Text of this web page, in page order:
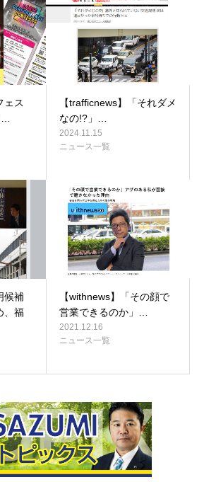
ェス
【trafficnews】「それダメ
なの!?」…
2024.11.15
ニュース一覧
候補
、福
【withnews】「その顔で
営業できるのか」…
2021.12.16
ニュース一覧